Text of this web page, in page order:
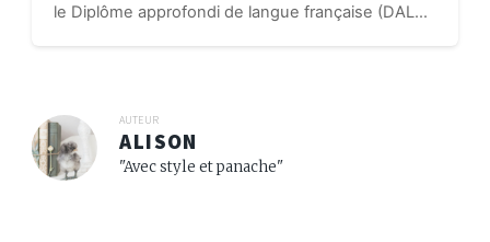
le Diplôme approfondi de langue française (DALF)
AUTEUR
ALISON
"Avec style et panache"